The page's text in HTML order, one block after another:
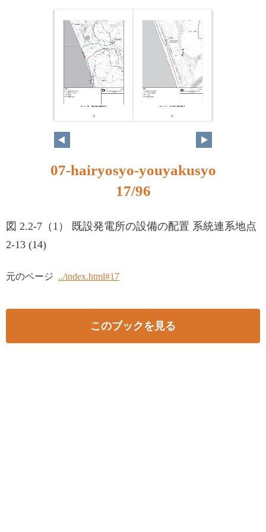
07-hairyosyo-youyakusyo
17/96
図 2.2-7（1） 既設発電所の設備の配置 系統連系地点
2-13 (14)
元のページ ../index.html#17
このブックを見る